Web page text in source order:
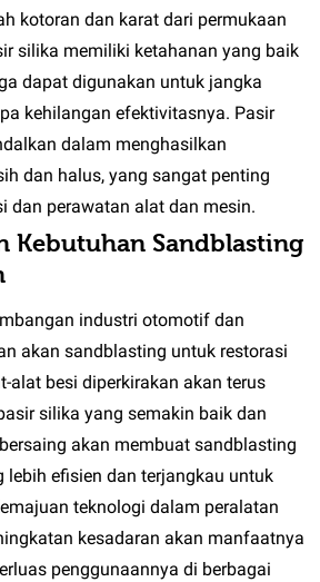
kotoran dan karat dari permukaan
silika memiliki ketahanan yang baik
dapat digunakan untuk jangka
kehilangan efektivitasnya. Pasir
dalam menghasilkan
dan halus, yang sangat penting
dan perawatan alat dan mesin.
Kebutuhan Sandblasting
industri otomotif dan
akan sandblasting untuk restorasi
alat besi diperkirakan akan terus
silika yang semakin baik dan
akan membuat sandblasting
lebih efisien dan terjangkau untuk
teknologi dalam peralatan
kesadaran akan manfaatnya
penggunaannya di berbagai